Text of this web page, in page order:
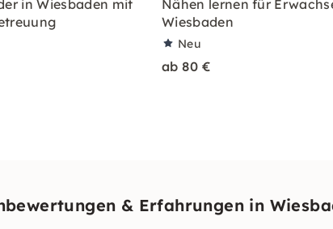
in Wiesbaden mit
Nähen lernen für
Wiesbaden
Neu
ab 80 €
& Erfahrungen in